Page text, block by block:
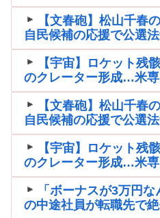
【文春砲】松山千
自民候補の応援で公選
【宇宙】ロケット残
のクレーター形成…米
【文春砲】松山千
自民候補の応援で公選
【宇宙】ロケット残
のクレーター形成…米
「ボーナスが3万円
の中途社員が転職先で